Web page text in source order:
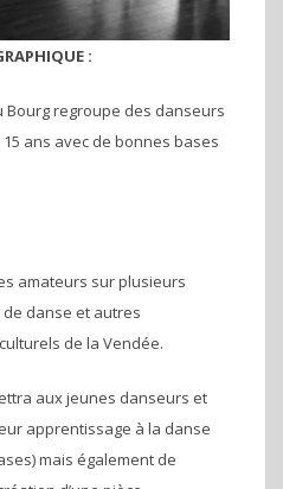
:
Bourg regroupe des danseurs
ans avec de bonnes bases
amateurs sur plusieurs
danse et autres
de la Vendée.
aux jeunes danseurs et
apprentissage à la danse
mais également de